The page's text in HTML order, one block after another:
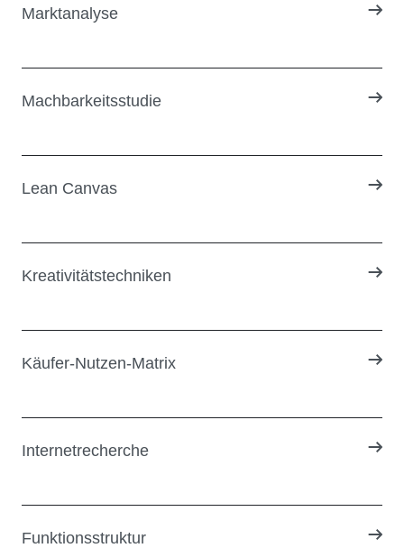
Marktanalyse
Machbarkeitsstudie
Lean Canvas
Kreativitätstechniken
Käufer-Nutzen-Matrix
Internetrecherche
Funktionsstruktur